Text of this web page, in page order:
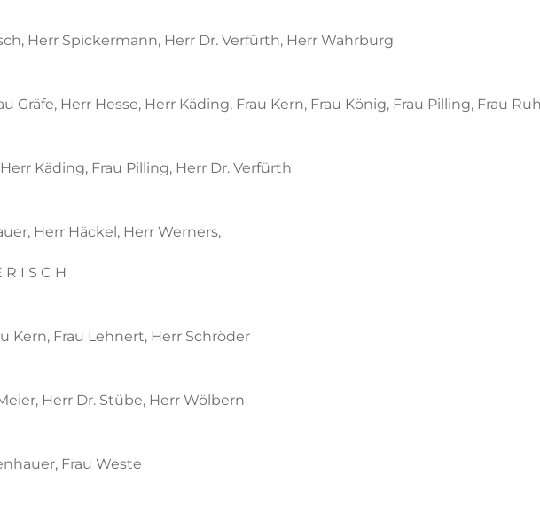
Herr Spickermann, Herr Dr. Verfürth, Herr Wahrburg
Gräfe, Herr Hesse, Herr Käding, Frau Kern, Frau König, Frau Pilling, Frau
Käding, Frau Pilling, Herr Dr. Verfürth
Herr Häckel, Herr Werners,
R I S C H
Kern, Frau Lehnert, Herr Schröder
Herr Dr. Stübe, Herr Wölbern
Frau Weste